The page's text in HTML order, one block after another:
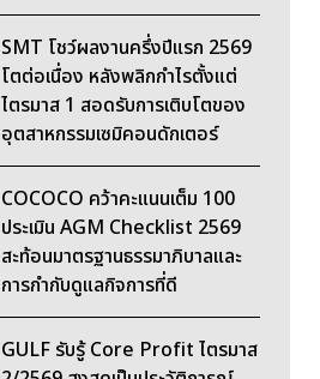
SMT โชว์ผลงานครึ่งปีแรก 2569
โตต่อเนื่อง หลังพลิกกำไรตั้งแต่
ไตรมาส 1 สอดรับการเติบโตของ
อุตสาหกรรมเซมิคอนดักเตอร์
COCOCO คว้าคะแนนเต็ม 100
ประเมิน AGM Checklist 2569
สะท้อนมาตรฐานธรรมาภิบาลและ
การกำกับดูแลกิจการที่ดี
GULF รับรู้ Core Profit ไตรมาส